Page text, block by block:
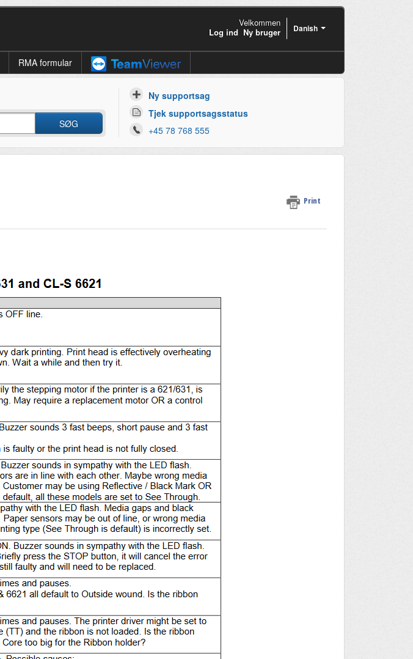
Danish
Velkommen
Log ind Ny bruger
RMA formular
SØG
Ny supportsag
Tjek supportsagsstatus
+45 78 768 555
Print